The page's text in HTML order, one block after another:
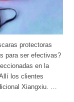
protectoras
para ser efectivas?
en la
los clientes
Xiangxiu. …